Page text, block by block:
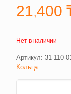
21,400
Нет в наличии
Артикул: 31-110-
Кольца